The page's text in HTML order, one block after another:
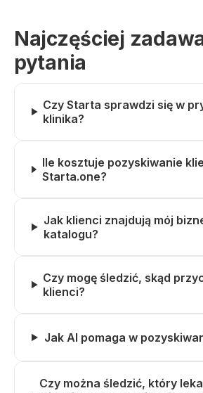
Najczęściej
pytania
Czy Starta sprawdzi się w
klinika?
Ile kosztuje pozyskiwanie
Starta.one?
Jak klienci znajdują mój
katalogu?
Czy mogę śledzić, skąd
klienci?
Jak AI pomaga w
Czy można śledzić, który